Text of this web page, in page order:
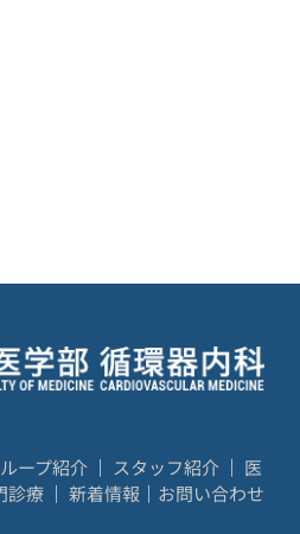
ープ紹介 ｜ スタッフ紹介 ｜ 医
診療 ｜ 新着情報 ｜ お問い合わせ